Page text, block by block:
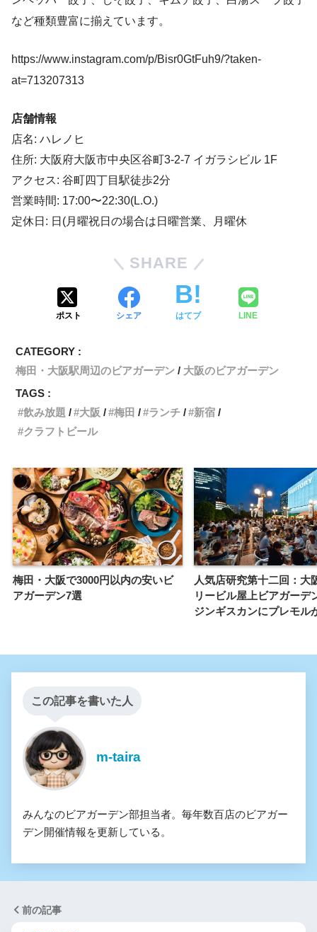
など種類豊富に揃えています。
https://www.instagram.com/p/Bisr0GtFuh9/?taken-
at=713207313
店舗情報
店名: ハレノヒ
住所: 大阪府大阪市中央区谷町3-2-7 イガラシビル 1F
アクセス: 谷町四丁目駅徒歩2分
営業時間: 17:00〜22:30(L.O.)
定休日: 日(月曜祝日の場合は日曜営業、月曜休
SHARE
ポスト シェア はてブ LINE
CATEGORY :
梅田・大阪駅周辺のビアガーデン
大阪のビアガーデン
TAGS :
飲み放題
大阪 梅田 ランチ
新宿
クラフトビール
梅田・大阪で3000円以内の安いビ
アガーデン7選
人気店研究第十二回：大
リービル屋上ビアガーデ
ジンギスカンにプレモル
この記事を書いた人
m-taira
みんなのビアガーデン部担当者。毎年数百店のビアガー
デン開催情報を更新している。
前の記事